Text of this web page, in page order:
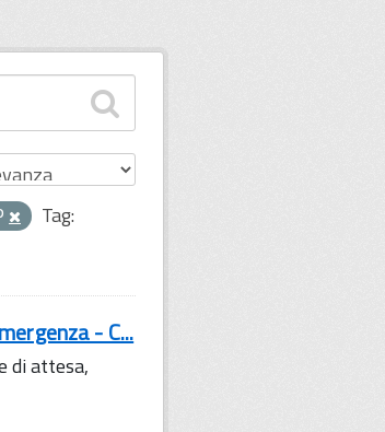
Tag:
- C...
di attesa,